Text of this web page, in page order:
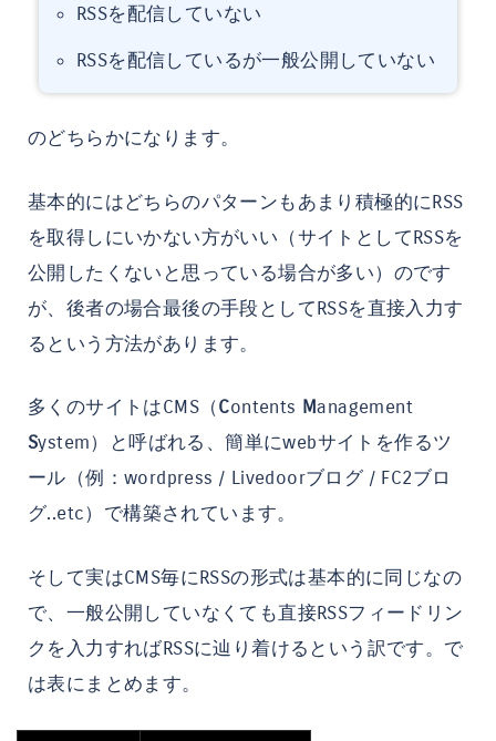
RSSを配信していない
RSSを配信しているが一般公開していない
のどちらかになります。
基本的にはどちらのパターンもあまり積極的にRSS
を取得しにいかない方がいい（サイトとしてRSSを
公開したくないと思っている場合が多い）のです
が、後者の場合最後の手段としてRSSを直接入力す
るという方法があります。
多くのサイトはCMS（Contents Management
System）と呼ばれる、簡単にwebサイトを作るツ
ール（例：wordpress / Livedoorブログ / FC2ブロ
グ..etc）で構築されています。
そして実はCMS毎にRSSの形式は基本的に同じなの
で、一般公開していなくても直接RSSフィードリン
クを入力すればRSSに辿り着けるという訳です。で
は表にまとめます。